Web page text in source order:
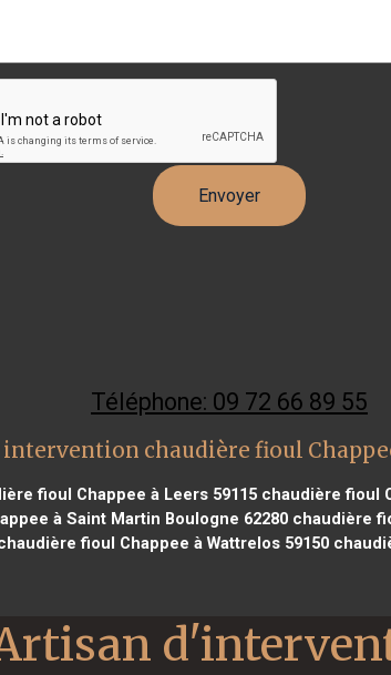
Téléphone: 09 72 66 89 55
intervention chaudière fioul
fioul Chappee à Leers 59115 chaudière fioul
à Saint Martin Boulogne 62280chaudière
fioul Chappee à Wattrelos 59150